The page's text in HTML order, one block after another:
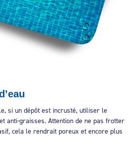
si un dépôt est incrusté, utiliser le
anti-graisses. Attention de ne pas frotter
cela le rendrait poreux et encore plus